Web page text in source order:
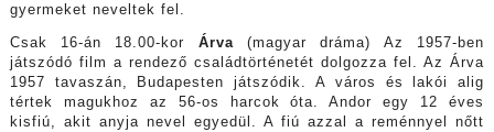
gyermeket neveltek fel.
Csak 16-án 18.00-kor Árva(magyar dráma) Az 1957-ben
játszódó film a rendező családtörténetét dolgozza fel. Az Árva
1957 tavaszán, Budapesten játszódik. A város és lakói alig
tértek magukhoz az 56-os harcok óta. Andor egy 12 éves
kisfiú, akit anyja nevel egyedül. A fiú azzal a reménnyel nőtt